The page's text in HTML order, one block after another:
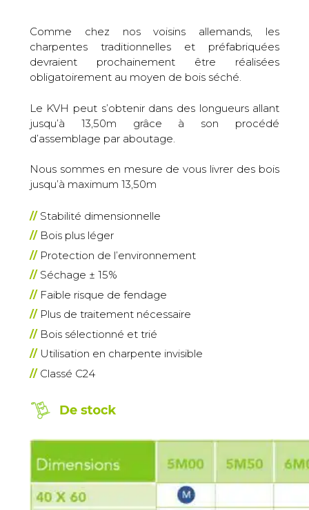
Comme chez nos voisins allemands, les
charpentes traditionnelles et préfabriquées
devraient prochainement être réalisées
obligatoirement au moyen de bois séché.
Le KVH peut s’obtenir dans des longueurs allant
jusqu’à 13,50m grâce à son procédé
d’assemblage par aboutage.
Nous sommes en mesure de vous livrer des bois
jusqu’à maximum 13,50m
Stabilité dimensionnelle
Bois plus léger
Protection de l’environnement
Séchage ± 15%
Faible risque de fendage
Plus de traitement nécessaire
Bois sélectionné et trié
Utilisation en charpente invisible
Classé C24